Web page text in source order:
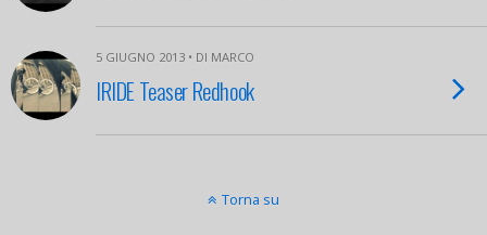
5 GIUGNO 2013 • DI MARCO
IRIDE Teaser Redhook
Torna su